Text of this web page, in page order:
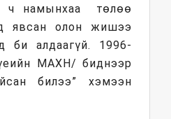
ч намынхаа төлөө
явсан олон жишээ
би алдаагүй. 1996-
МАХН/ биднээр
билээ” хэмээн